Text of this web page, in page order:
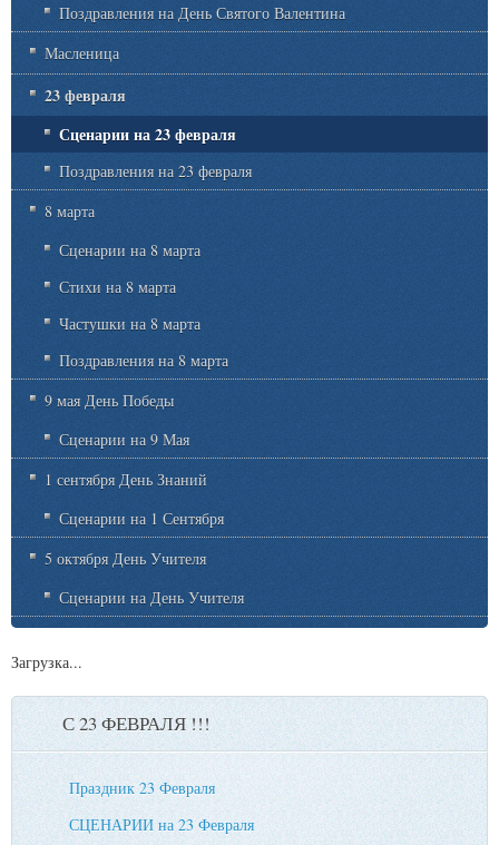
Поздравления на День Святого Валентина
Масленица
23 февраля
Сценарии на 23 февраля
Поздравления на 23 февраля
8 марта
Сценарии на 8 марта
Стихи на 8 марта
Частушки на 8 марта
Поздравления на 8 марта
9 мая День Победы
Сценарии на 9 Мая
1 сентября День Знаний
Сценарии на 1 Сентября
5 октября День Учителя
Сценарии на День Учителя
Загрузка...
С 23 ФЕВРАЛЯ !!!
Праздник 23 Февраля
СЦЕНАРИИ на 23 Февраля